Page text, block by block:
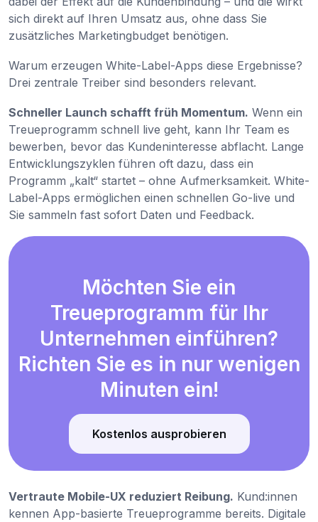
sich direkt auf Ihren Umsatz aus, ohne dass Sie
zusätzliches Marketingbudget benötigen.
Warum erzeugen White-Label-Apps diese Ergebnisse?
Drei zentrale Treiber sind besonders relevant.
Schneller Launch schafft früh Momentum. Wenn ein
Treueprogramm schnell live geht, kann Ihr Team es
bewerben, bevor das Kundeninteresse abflacht. Lange
Entwicklungszyklen führen oft dazu, dass ein
Programm „kalt“ startet – ohne Aufmerksamkeit. White-
Label-Apps ermöglichen einen schnellen Go-live und
Sie sammeln fast sofort Daten und Feedback.
Möchten Sie ein
Treueprogramm für Ihr
Unternehmen einführen?
Richten Sie es in nur wenigen
Minuten ein!
Kostenlos ausprobieren
Vertraute Mobile-UX reduziert Reibung. Kund:innen
kennen App-basierte Treueprogramme bereits. Digitale